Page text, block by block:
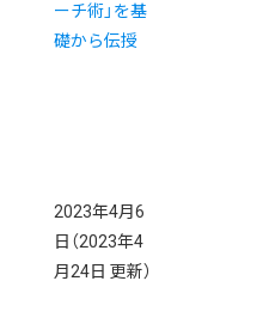
ーチ術」を基
礎から伝授
2023年4月6
日 （2023年4
月24日 更新）